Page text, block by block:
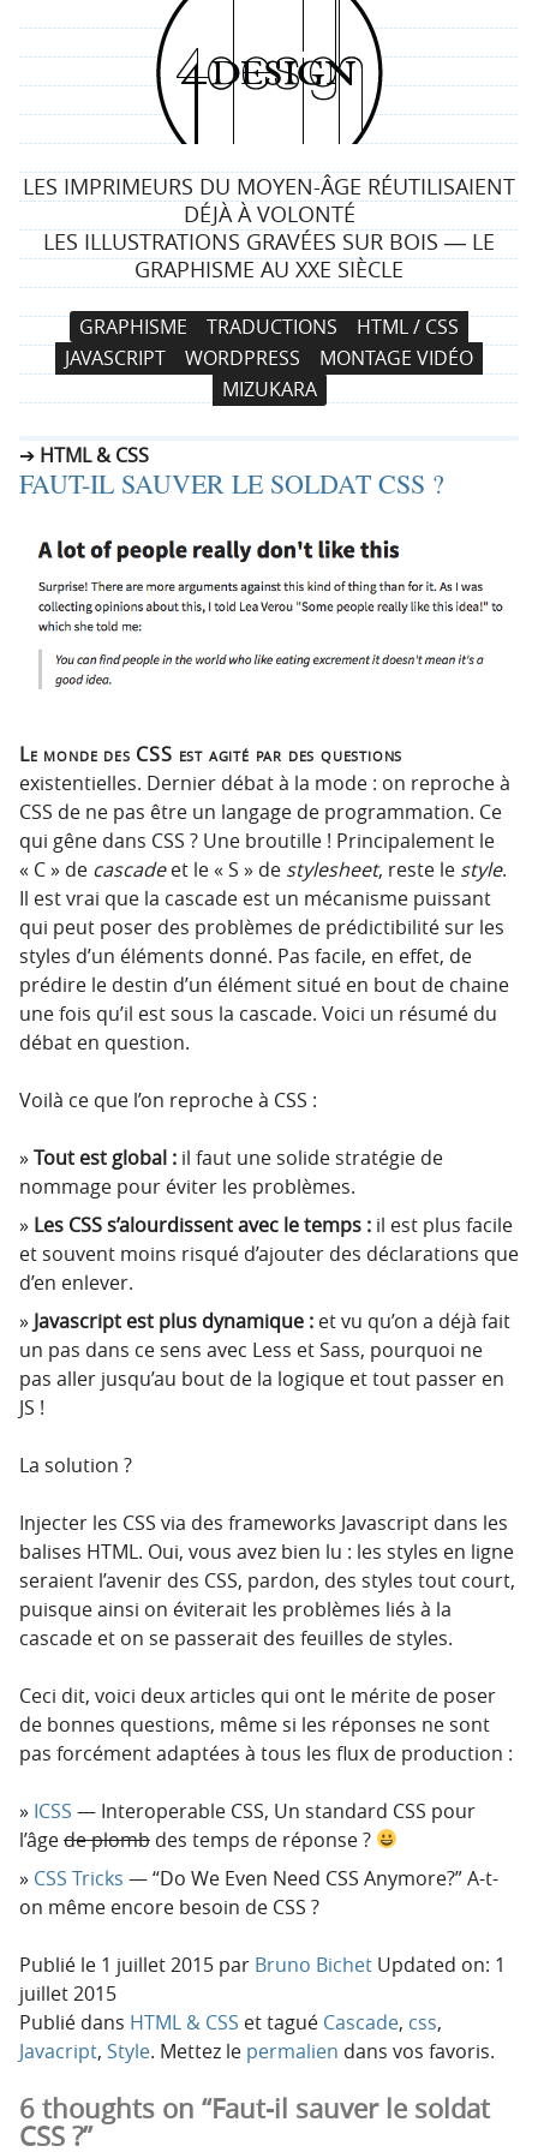
4
d
e
s
i
g
n
LES IMPRIMEURS DU MOYEN-ÂGE RÉUTILISAIENT
DÉJÀ À VOLONTÉ
LES ILLUSTRATIONS GRAVÉES SUR BOIS ― LE
GRAPHISME AU XXE SIÈCLE
N
a
v
i
a
t
i
p
a
l
e
A
l
l
e
a
u
GRAPHISME TRADUCTIONS
HTML / CSS
JAVASCRIPT
WORDPRESS
MONTAGE VIDÉO
MIZUKARA
HTML & CSS
FAUT-IL SAUVER LE SOLDAT CSS ?
Le monde des CSS est agité par des questions
existentielles. Dernier débat à la mode : on reproche à
CSS de ne pas être un langage de programmation. Ce
qui gêne dans CSS ? Une broutille ! Principalement le
« C » de cascadeet le « S » de stylesheet, reste le style.
Il est vrai que la cascade est un mécanisme puissant
qui peut poser des problèmes de prédictibilité sur les
styles d’un éléments donné. Pas facile, en effet, de
prédire le destin d’un élément situé en bout de chaine
une fois qu’il est sous la cascade. Voici un résumé du
débat en question.
Voilà ce que l’on reproche à CSS :
Tout est global : il faut une solide stratégie de
nommage pour éviter les problèmes.
Les CSS s’alourdissent avec le temps : il est plus facile
et souvent moins risqué d’ajouter des déclarations que
d’en enlever.
Javascript est plus dynamique : et vu qu’on a déjà fait
un pas dans ce sens avec Less et Sass, pourquoi ne
pas aller jusqu’au bout de la logique et tout passer en
JS !
La solution ?
Injecter les CSS via des frameworks Javascript dans les
balises HTML. Oui, vous avez bien lu : les styles en ligne
seraient l’avenir des CSS, pardon, des styles tout court,
puisque ainsi on éviterait les problèmes liés à la
cascade et on se passerait des feuilles de styles.
Ceci dit, voici deux articles qui ont le mérite de poser
de bonnes questions, même si les réponses ne sont
pas forcément adaptées à tous les flux de production :
ICSS — Interoperable CSS, Un standard CSS pour
l’âgede plomb des temps de réponse ?
CSS Tricks — “Do We Even Need CSS Anymore?” A-t-
on même encore besoin de CSS ?
Publié le 1 juillet 2015 par Bruno Bichet Updated on: 1
juillet 2015
Publié dans HTML & CSS et tagué Cascade, css,
Javacript, Style. Mettez le permalien dans vos favoris.
6 thoughts on “Faut-il sauver le soldat
CSS ?”